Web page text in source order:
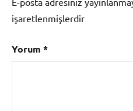
Kimlik
Randevu,
Pasaport
Randevu
işaretlenmişlerdir
Yorum *